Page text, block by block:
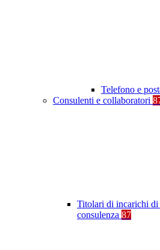
Telefono e
Consulenti e collaboratori
Titolari di incarichi di
consulenza 87